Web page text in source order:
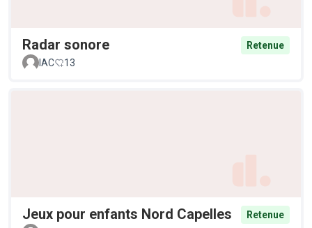
Radar sonore
Retenue
IAC
13
Jeux pour enfants Nord Capelles
Retenue